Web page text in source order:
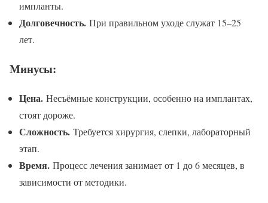
импланты.
Долговечность. При правильном уходе служат 15–25
лет.
Минусы:
Цена. Несъёмные конструкции, особенно на имплантах,
стоят дороже.
Сложность. Требуется хирургия, слепки, лабораторный
этап.
Время. Процесс лечения занимает от 1 до 6 месяцев, в
зависимости от методики.